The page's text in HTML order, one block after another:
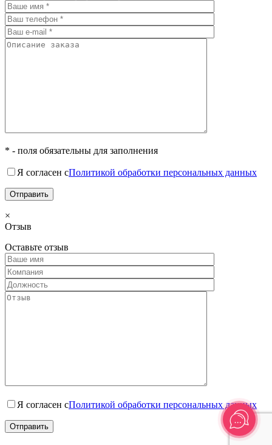
* - поля обязательны для заполнения
Я согласен сПолитикой обработки персональных данных
×
Отзыв
Оставьте отзыв
Я согласен сПолитикой обработки персональных данных